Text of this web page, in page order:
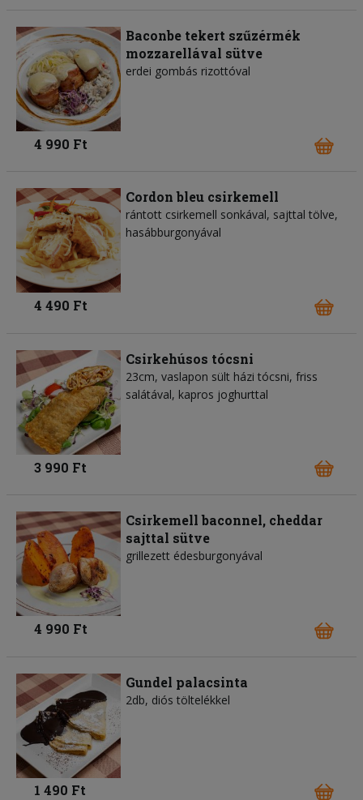
Baconbe tekert szűzérmék
mozzarellával sütve
erdei gombás rizottóval
4 990 Ft
Cordon bleu csirkemell
rántott csirkemell sonkával, sajttal tölve,
hasábburgonyával
4 490 Ft
Csirkehúsos tócsni
23cm, vaslapon sült házi tócsni, friss
salátával, kapros joghurttal
3 990 Ft
Csirkemell baconnel, cheddar
sajttal sütve
grillezett édesburgonyával
4 990 Ft
Gundel palacsinta
2db, diós töltelékkel
1 490 Ft